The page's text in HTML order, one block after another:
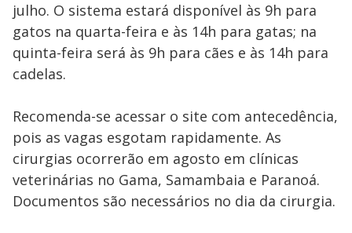
julho. O sistema estará disponível às 9h para
gatos na quarta-feira e às 14h para gatas; na
quinta-feira será às 9h para cães e às 14h para
cadelas.
Recomenda-se acessar o site com antecedência,
pois as vagas esgotam rapidamente. As
cirurgias ocorrerão em agosto em clínicas
veterinárias no Gama, Samambaia e Paranoá.
Documentos são necessários no dia da cirurgia.